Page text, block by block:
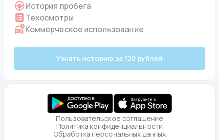
История пробега
Техосмотры
Коммерческое использование
Узнать историю за 120 рублей
Пользовательское соглашение
Политика конфиденциальности
Обработка персональных данных